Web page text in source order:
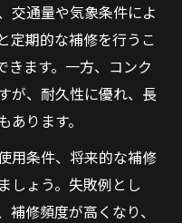
交通量や気象条件によ
定期的な補修を行うこ
きます。一方、コンク
が、耐久性に優れ、長
ります。
用条件、将来的な補修
しょう。失敗例とし
修頻度が高くなり、